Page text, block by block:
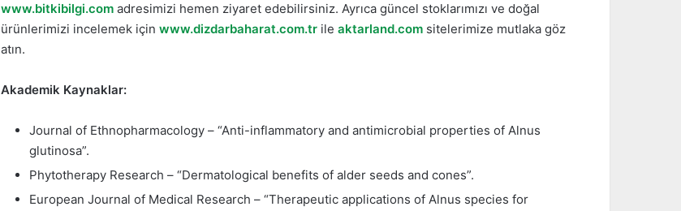
www.bitkibilgi.com adresimizi hemen ziyaret edebilirsiniz. Ayrıca güncel stoklarımızı ve doğal
ürünlerimizi incelemek için www.dizdarbaharat.com.tr ile aktarland.com sitelerimize mutlaka göz
atın.
Akademik Kaynaklar:
Journal of Ethnopharmacology – “Anti-inflammatory and antimicrobial properties of Alnus
glutinosa”.
Phytotherapy Research – “Dermatological benefits of alder seeds and cones”.
European Journal of Medical Research – “Therapeutic applications of Alnus species for